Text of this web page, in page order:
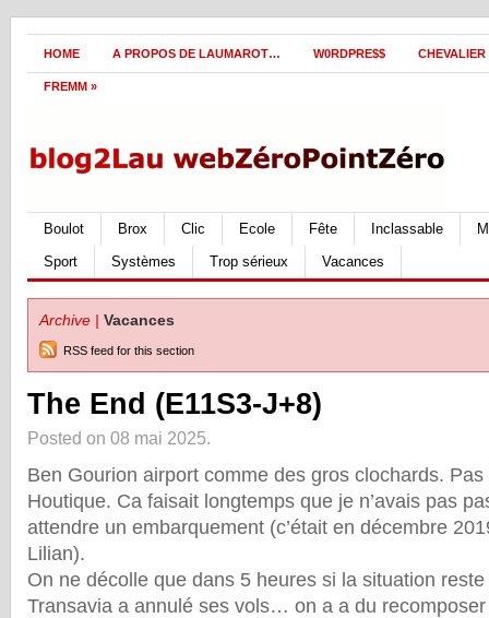
HOME A PROPOS DE LAUMAROT… W0RDPRE$$ CHEVALIER
FREMM »
Boulot Brox Clic Ecole Fête Inclassable
Sport
Systèmes Trop sérieux Vacances
Archive | Vacances
RSS feed for this section
The End (E11S3-J+8)
Posted on 08 mai 2025.
Ben Gourion airport comme des gros clochards.
Houtique. Ca faisait longtemps que je n’avais pas
attendre un embarquement (c’était en décembre
Lilian).
On ne décolle que dans 5 heures si la situation
Transavia a annulé ses vols… on a a du